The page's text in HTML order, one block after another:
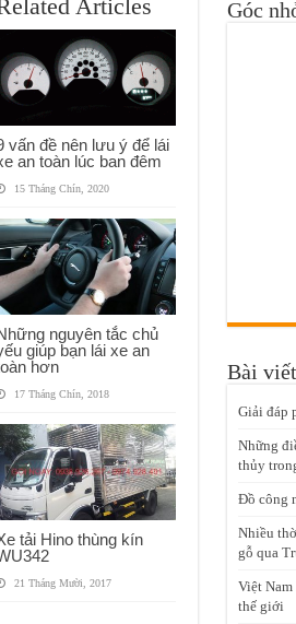
Articles
vấn đề nên lưu ý để lái
an toàn lúc ban đêm
15 Tháng Chín, 2020
nguyên tắc chủ
giúp bạn lái xe an
hơn
17 Tháng Chín, 2018
tải Hino thùng kín
21 Tháng Mười, 2017
Góc
Bài
Giải đáp
Những
thủy
Đồ công
Nhiều
gỗ qua
Việt
thế giới